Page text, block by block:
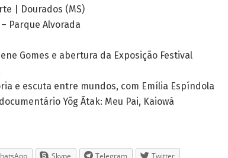
| Dourados (MS)
Parque Alvorada
Gomes e abertura da Exposição Festival
e escuta entre mundos, com Emília Espíndola
Yõg Ãtak: Meu Pai, Kaiowá
Skype Telegram Twitter